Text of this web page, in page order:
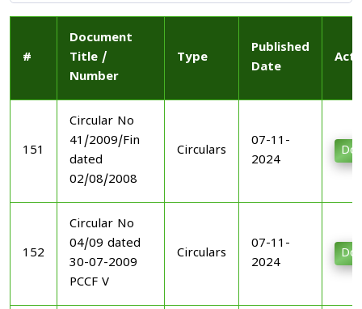
#
Document
Title /
Number
Type
Published
Date
151
Circular No
41/2009/Fin
dated
02/08/2008
Circulars
07-11-
2024
152
Circular No
04/09 dated
30-07-2009
PCCF V
Circulars
07-11-
2024